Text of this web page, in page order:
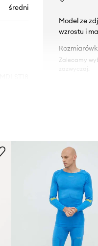
średni
Model ze
wzrostu i
Zalecamy
zazwyczaj.